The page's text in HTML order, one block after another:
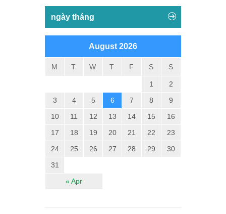
ngày tháng
August 2026
M T W T F S S
« Apr
1
2
3
4 5 6 7 8
9
10
11 12 13 14 15
16
17
18 19 20 21 22
23
24
25 26 27 28 29
30
31